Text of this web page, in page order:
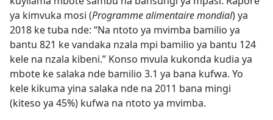
ya kimvuka mosi (Programme alimentaire mondial) ya
2018 ke tuba nde: “Na ntoto ya mvimba bamilio ya
bantu 821 ke vandaka nzala mpi bamilio ya bantu 124
kele na nzala kibeni.” Konso mvula kukonda kudia ya
mbote ke salaka nde bamilio 3.1 ya bana kufwa. Yo
kele kikuma yina salaka nde na 2011 bana mingi
(kiteso ya 45%) kufwa na ntoto ya mvimba.